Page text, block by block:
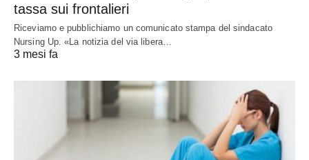
tassa sui frontalieri
Riceviamo e pubblichiamo un comunicato stampa del sindacato
Nursing Up. «La notizia del via libera…
3 mesi fa